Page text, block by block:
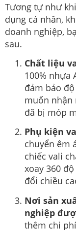
Tương tự như
dụng cá nhân,
doanh nghiệp,
sau.
Chất liệu
100% nhựa
đảm bảo
muốn nhận
đã bị móp
Phụ kiện
chuyển êm
chiếc vali
xoay 360
đổi chiều
Nơi sản
nghiệp
thêm chi